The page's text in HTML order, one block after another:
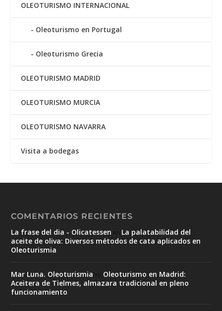
OLEOTURISMO INTERNACIONAL
Oleoturismo en Portugal
Oleoturismo Grecia
OLEOTURISMO MADRID
OLEOTURISMO MURCIA
OLEOTURISMO NAVARRA
Visita a bodegas
COMENTARIOS RECIENTES
La frase del dia - Olicatessen
La palatabilidad del
aceite de oliva: Diversos métodos de cata aplicados en
Oleoturismia
Mar Luna. Oleoturismia
Oleoturismo en Madrid:
Aceitera de Tielmes, almazara tradicional en pleno
funcionamiento